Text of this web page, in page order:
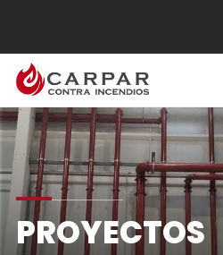
PROYECTOS